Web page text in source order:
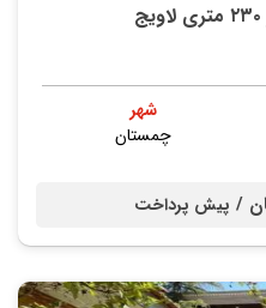
شهر
چمستان
پیش پرداخت